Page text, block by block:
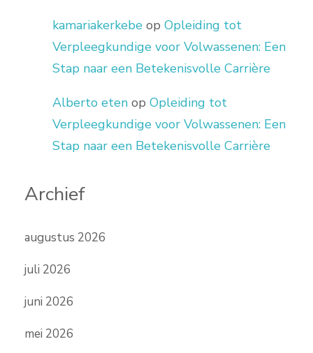
kamariakerkebe op Opleiding tot
Verpleegkundige voor Volwassenen: Een
Stap naar een Betekenisvolle Carrière
Alberto eten op Opleiding tot
Verpleegkundige voor Volwassenen: Een
Stap naar een Betekenisvolle Carrière
Archief
augustus 2026
juli 2026
juni 2026
mei 2026